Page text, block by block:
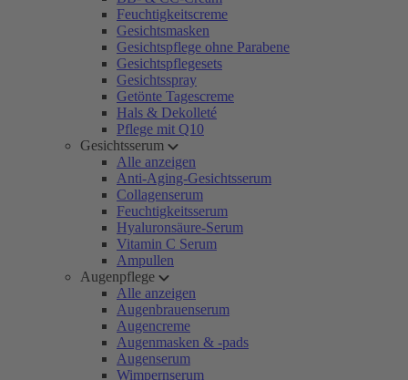
Feuchtigkeitscreme
Gesichtsmasken
Gesichtspflege ohne Parabene
Gesichtspflegesets
Gesichtsspray
Getönte Tagescreme
Hals & Dekolleté
Pflege mit Q10
Gesichtsserum
Alle anzeigen
Anti-Aging-Gesichtsserum
Collagenserum
Feuchtigkeitsserum
Hyaluronsäure-Serum
Vitamin C Serum
Ampullen
Augenpflege
Alle anzeigen
Augenbrauenserum
Augencreme
Augenmasken & -pads
Augenserum
Wimpernserum